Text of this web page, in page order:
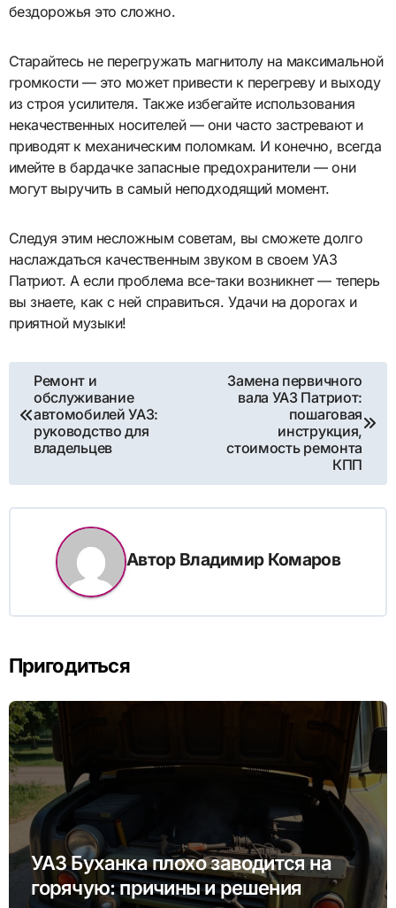
бездорожья это сложно.
Старайтесь не перегружать магнитолу на максимальной
громкости — это может привести к перегреву и выходу
из строя усилителя. Также избегайте использования
некачественных носителей — они часто застревают и
приводят к механическим поломкам. И конечно, всегда
имейте в бардачке запасные предохранители — они
могут выручить в самый неподходящий момент.
Следуя этим несложным советам, вы сможете долго
наслаждаться качественным звуком в своем УАЗ
Патриот. А если проблема все-таки возникнет — теперь
вы знаете, как с ней справиться. Удачи на дорогах и
приятной музыки!
Навигация
по
записям
Ремонт и
обслуживание
автомобилей УАЗ:
руководство для
владельцев
Замена первичного
вала УАЗ Патриот:
пошаговая
инструкция,
стоимость ремонта
КПП
Автор Владимир Комаров
Пригодиться
УАЗ Буханка плохо заводится на
горячую: причины и решения